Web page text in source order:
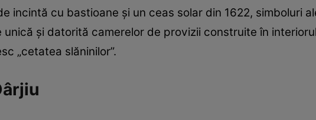
incintă cu bastioane și un ceas solar din 1622, simboluri
și datorită camerelor de provizii construite în
„cetatea slăninilor”.